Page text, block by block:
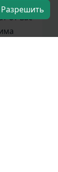
от вас
Разрешить